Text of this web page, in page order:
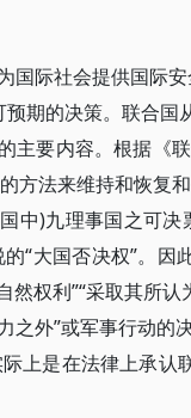
国际社会提供国际
期的决策。联合国
主要内容。根据《
方法来维持和恢复
中)九理事国之可
“大国否决权”。因
然权利”“采取其所
之外”或军事行动
上是在法律上承认